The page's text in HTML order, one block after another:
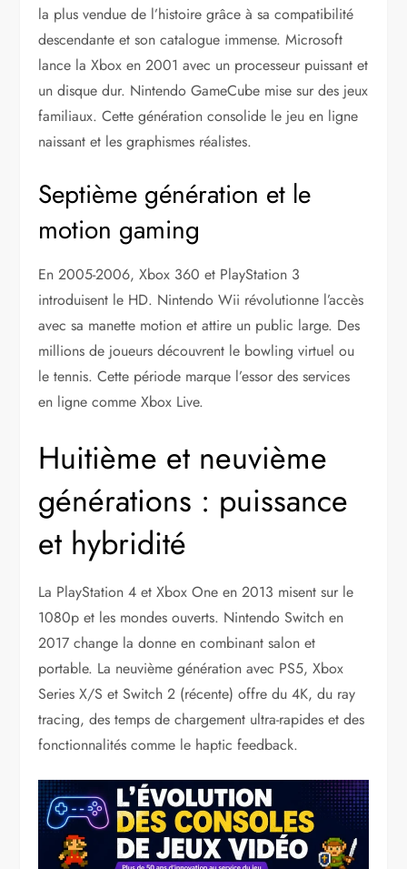
la plus vendue de l’histoire grâce à sa compatibilité
descendante et son catalogue immense. Microsoft
lance la Xbox en 2001 avec un processeur puissant et
un disque dur. Nintendo GameCube mise sur des jeux
familiaux. Cette génération consolide le jeu en ligne
naissant et les graphismes réalistes.
Septième génération et le
motion gaming
En 2005-2006, Xbox 360 et PlayStation 3
introduisent le HD. Nintendo Wii révolutionne l’accès
avec sa manette motion et attire un public large. Des
millions de joueurs découvrent le bowling virtuel ou
le tennis. Cette période marque l’essor des services
en ligne comme Xbox Live.
Huitième et neuvième
générations : puissance
et hybridité
La PlayStation 4 et Xbox One en 2013 misent sur le
1080p et les mondes ouverts. Nintendo Switch en
2017 change la donne en combinant salon et
portable. La neuvième génération avec PS5, Xbox
Series X/S et Switch 2 (récente) offre du 4K, du ray
tracing, des temps de chargement ultra-rapides et des
fonctionnalités comme le haptic feedback.